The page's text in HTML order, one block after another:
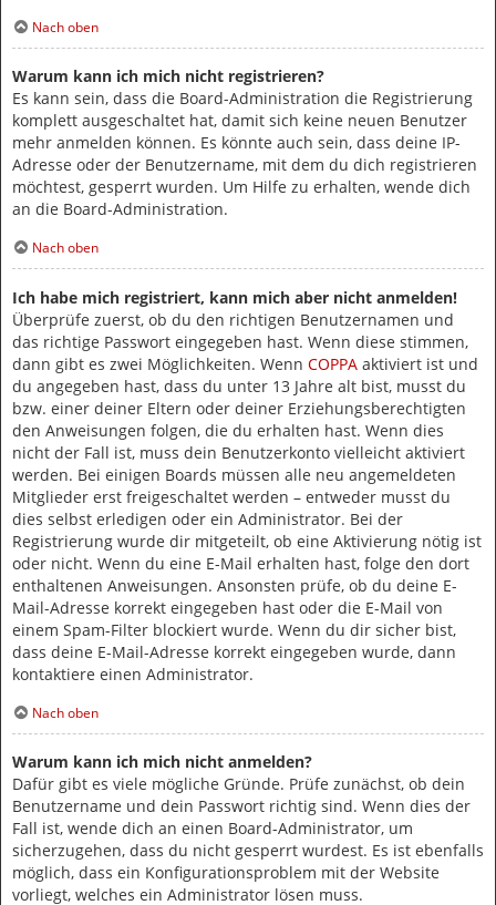
Nach oben
Warum kann ich mich nicht registrieren?
Es kann sein, dass die Board-Administration die Registrierung
komplett ausgeschaltet hat, damit sich keine neuen Benutzer
mehr anmelden können. Es könnte auch sein, dass deine IP-
Adresse oder der Benutzername, mit dem du dich registrieren
möchtest, gesperrt wurden. Um Hilfe zu erhalten, wende dich
an die Board-Administration.
Nach oben
Ich habe mich registriert, kann mich aber nicht anmelden!
Überprüfe zuerst, ob du den richtigen Benutzernamen und
das richtige Passwort eingegeben hast. Wenn diese stimmen,
dann gibt es zwei Möglichkeiten. Wenn COPPA aktiviert ist und
du angegeben hast, dass du unter 13 Jahre alt bist, musst du
bzw. einer deiner Eltern oder deiner Erziehungsberechtigten
den Anweisungen folgen, die du erhalten hast. Wenn dies
nicht der Fall ist, muss dein Benutzerkonto vielleicht aktiviert
werden. Bei einigen Boards müssen alle neu angemeldeten
Mitglieder erst freigeschaltet werden – entweder musst du
dies selbst erledigen oder ein Administrator. Bei der
Registrierung wurde dir mitgeteilt, ob eine Aktivierung nötig ist
oder nicht. Wenn du eine E-Mail erhalten hast, folge den dort
enthaltenen Anweisungen. Ansonsten prüfe, ob du deine E-
Mail-Adresse korrekt eingegeben hast oder die E-Mail von
einem Spam-Filter blockiert wurde. Wenn du dir sicher bist,
dass deine E-Mail-Adresse korrekt eingegeben wurde, dann
kontaktiere einen Administrator.
Nach oben
Warum kann ich mich nicht anmelden?
Dafür gibt es viele mögliche Gründe. Prüfe zunächst, ob dein
Benutzername und dein Passwort richtig sind. Wenn dies der
Fall ist, wende dich an einen Board-Administrator, um
sicherzugehen, dass du nicht gesperrt wurdest. Es ist ebenfalls
möglich, dass ein Konfigurationsproblem mit der Website
vorliegt, welches ein Administrator lösen muss.